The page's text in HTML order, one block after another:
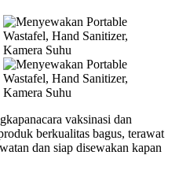
vaksinasi dan
berkualitas bagus, terawat
dan siap disewakan kapan